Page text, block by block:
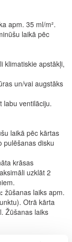
apm. 35 ml/m².
laikā pēc
klimatiskie apstākļi,
un/vai augstāks
labu ventilāciju.
laikā pēc kārtas
pulēšanas disku
krāsas
uzklāt 2
žūšanas laiks apm.
Otrā kārta
Žūšanas laiks